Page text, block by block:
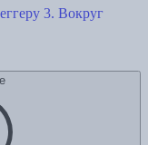
3. Вокруг